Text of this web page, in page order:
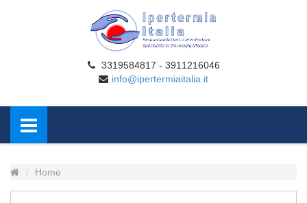
3319584817 - 3911216046
info@ipertermiaitalia.it
Home